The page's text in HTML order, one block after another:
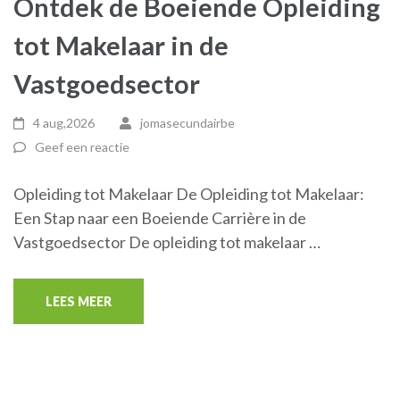
Ontdek de Boeiende Opleiding
tot Makelaar in de
Vastgoedsector
4 aug,2026
jomasecundairbe
Geef een reactie
Opleiding tot Makelaar De Opleiding tot Makelaar:
Een Stap naar een Boeiende Carrière in de
Vastgoedsector De opleiding tot makelaar …
LEES MEER